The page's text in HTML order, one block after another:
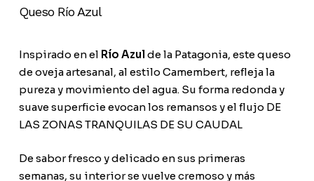
Queso Río Azul
Inspirado en el Río Azul de la Patagonia, este queso
de oveja artesanal, al estilo Camembert, refleja la
pureza y movimiento del agua. Su forma redonda y
suave superficie evocan los remansos y el flujo DE
LAS ZONAS TRANQUILAS DE SU CAUDAL
De sabor fresco y delicado en sus primeras
semanas, su interior se vuelve cremoso y más